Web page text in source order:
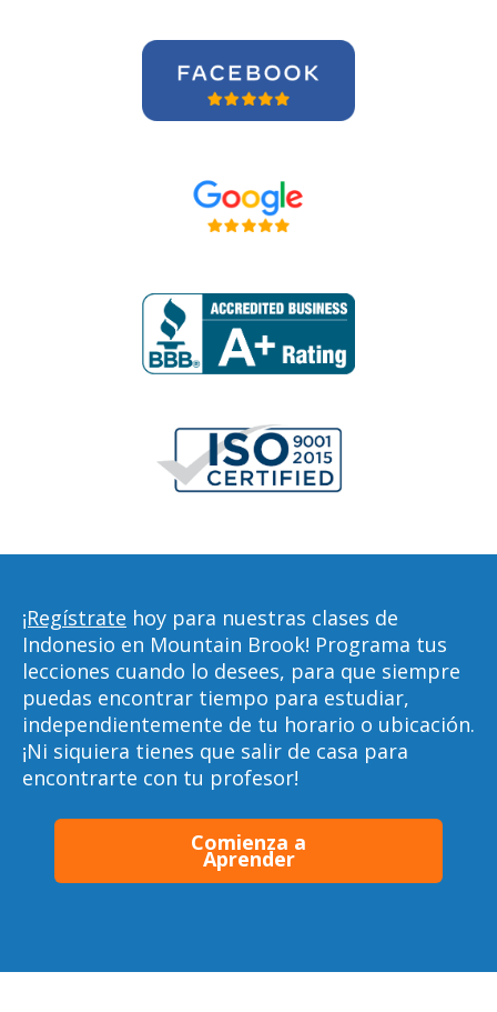
¡Regístrate hoy para nuestras clases de
Indonesio en Mountain Brook! Programa tus
lecciones cuando lo desees, para que siempre
puedas encontrar tiempo para estudiar,
independientemente de tu horario o ubicación.
¡Ni siquiera tienes que salir de casa para
encontrarte con tu profesor!
Comienza a
Aprender